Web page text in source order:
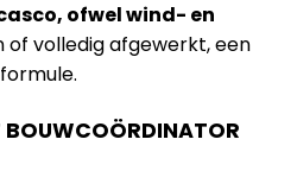
ofwel wind- en
of volledig afgewerkt, een
formule.